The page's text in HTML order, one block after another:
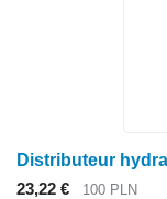
23,22 € 100 PLN